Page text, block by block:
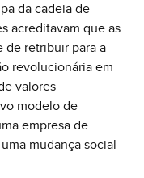
da cadeia de
acreditavam que as
de retribuir para a
revolucionária em
valores
modelo de
empresa de
mudança social